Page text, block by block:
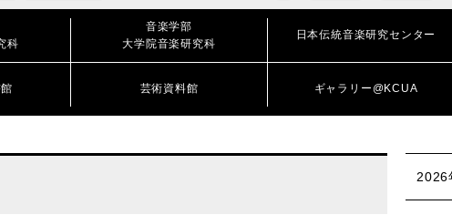
科
音楽学部
大学院音楽研究科
日本伝統音楽研究センター
芸術資料館 ギャラリー@KCUA
2026